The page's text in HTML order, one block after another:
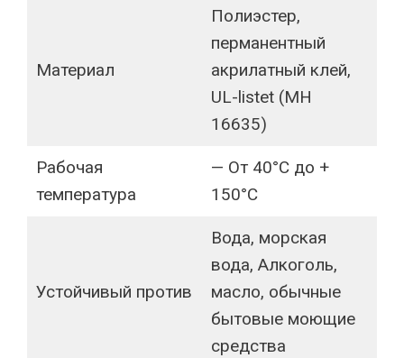
Материал
Полиэстер,
перманентный
акрилатный клей,
UL-listet (MH
16635)
Рабочая
температура
— От 40°C до +
150°C
Устойчивый против
Вода, морская
вода, Алкоголь,
масло, обычные
бытовые моющие
средства